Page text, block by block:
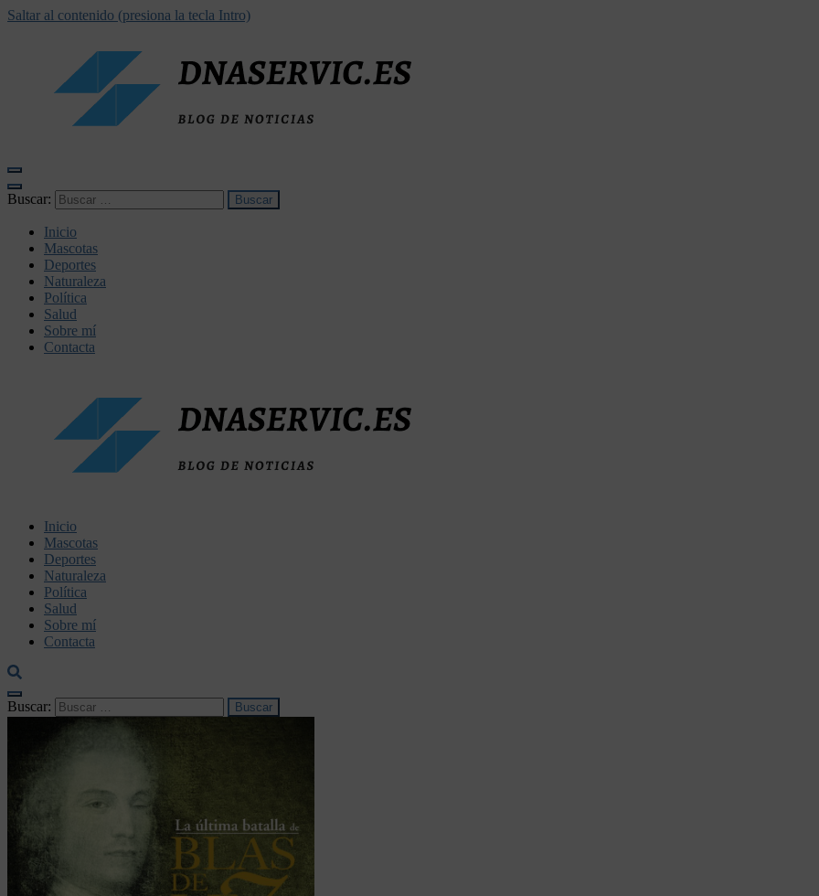
Saltar al contenido (presiona la tecla Intro)
Buscar:
Inicio
Mascotas
Deportes
Naturaleza
Política
Salud
Sobre mí
Contacta
dnaservic.es
Inicio
Mascotas
Deportes
Naturaleza
Política
Salud
Sobre mí
Contacta
Buscar: